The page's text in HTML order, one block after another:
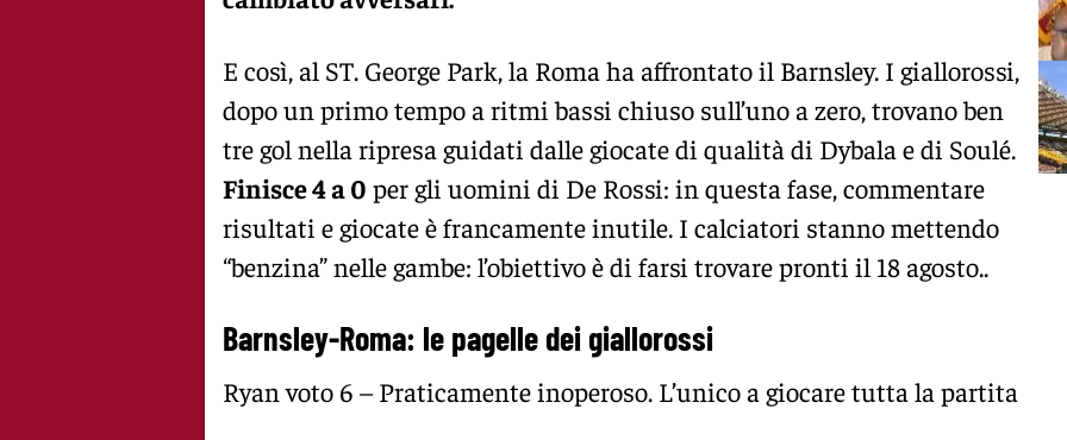
E così, al ST. George Park, la Roma ha affrontato il Barnsley. I giallorossi,
dopo un primo tempo a ritmi bassi chiuso sull’uno a zero, trovano ben
tre gol nella ripresa guidati dalle giocate di qualità di Dybala e di Soulé.
Finisce 4 a 0 per gli uomini di De Rossi: in questa fase, commentare
risultati e giocate è francamente inutile. I calciatori stanno mettendo
“benzina” nelle gambe: l’obiettivo è di farsi trovare pronti il 18 agosto..
Barnsley-Roma: le pagelle dei giallorossi
Ryan voto 6 – Praticamente inoperoso. L’unico a giocare tutta la partita